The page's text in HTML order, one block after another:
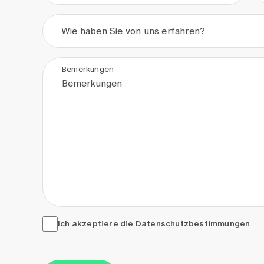
Wie haben Sie von uns erfahren?
Bemerkungen
Ich akzeptiere die <a href="/de/
Ich akzeptiere die Datenschutzbestimmungen